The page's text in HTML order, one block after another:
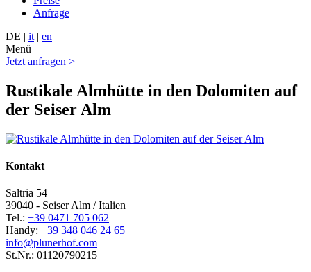
Anfrage
DE | it | en
Menü
Jetzt anfragen >
Rustikale Almhütte in den Dolomiten auf
der Seiser Alm
Kontakt
Saltria 54
39040 - Seiser Alm / Italien
Tel.: +39 0471 705 062
Handy: +39 348 046 24 65
info@plunerhof.com
St.Nr.: 01120790215